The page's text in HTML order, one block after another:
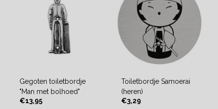
Gegoten toiletbordje
"Man met bolhoed"
€13,95
Toiletbordje Samoerai
(heren)
€3,29